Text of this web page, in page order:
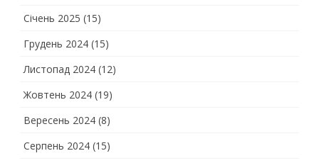
Січень 2025 (15)
Грудень 2024 (15)
Листопад 2024 (12)
Жовтень 2024 (19)
Вересень 2024 (8)
Серпень 2024 (15)